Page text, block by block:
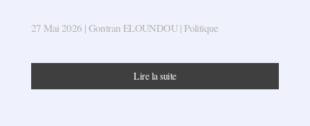
27 Mai 2026 | Gontran ELOUNDOU | Politique
Lire la suite